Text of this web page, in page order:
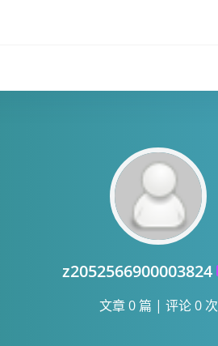
z2052566900003824
文章 0 篇 | 评论 0 次